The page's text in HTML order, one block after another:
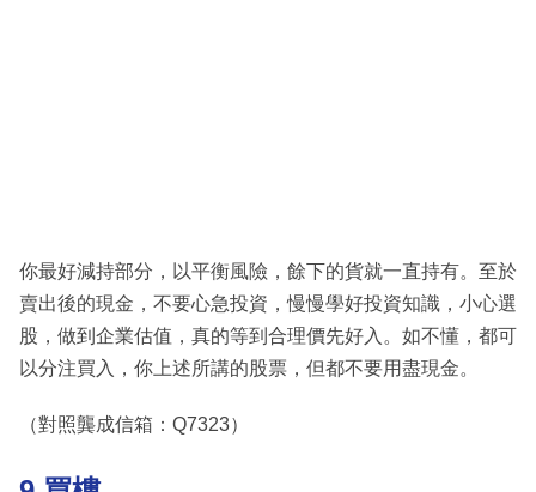
你最好減持部分，以平衡風險，餘下的貨就一直持有。至於
賣出後的現金，不要心急投資，慢慢學好投資知識，小心選
股，做到企業估值，真的等到合理價先好入。如不懂，都可
以分注買入，你上述所講的股票，但都不要用盡現金。
（對照龔成信箱：Q7323）